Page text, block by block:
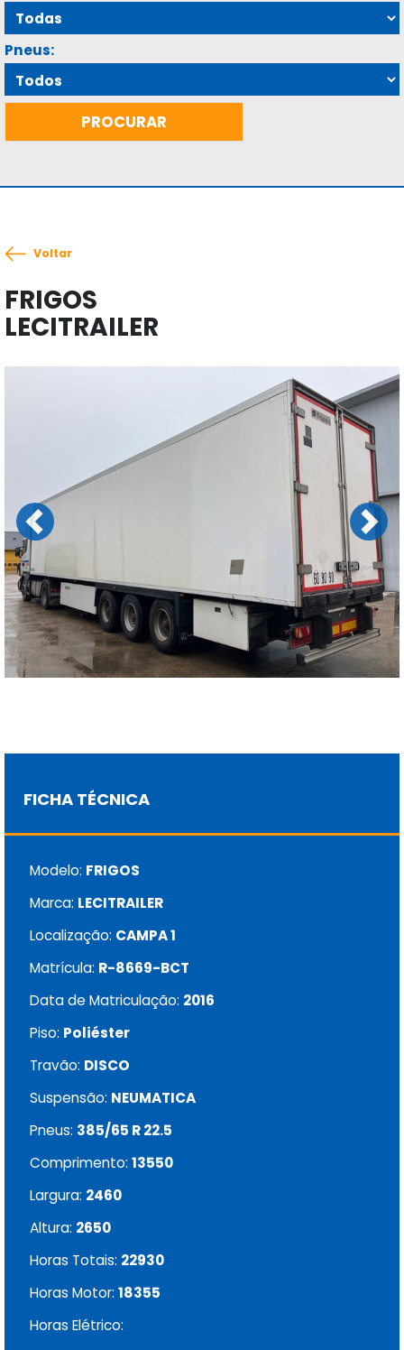
Pneus:
Voltar
FRIGOS
LECITRAILER
Previous Next
FICHA TÉCNICA
Modelo: FRIGOS
Marca: LECITRAILER
Localização: CAMPA 1
Matrícula: R-8669-BCT
Data de Matriculação: 2016
Piso: Poliéster
Travão: DISCO
Suspensão: NEUMATICA
Pneus: 385/65 R 22.5
Comprimento: 13550
Largura: 2460
Altura: 2650
Horas Totais: 22930
Horas Motor: 18355
Horas Elétrico: